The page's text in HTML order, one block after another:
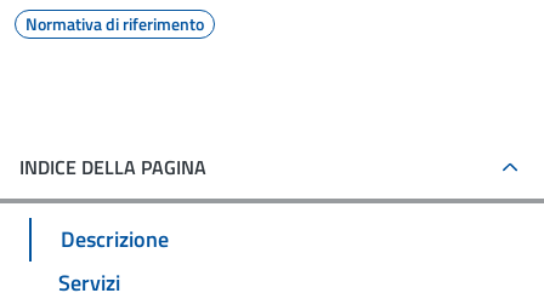
Normativa di riferimento
INDICE DELLA PAGINA
Descrizione
Servizi